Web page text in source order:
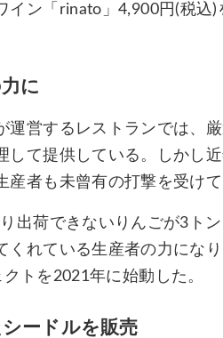
ン「rinato」4,900円(税込
に
運営するレストランでは、
して提供している。しかし
者も未曾有の打撃を受けて
出荷できないりんごが3ト
くれている生産者の力にな
トを2021年に始動した。
ードルを販売